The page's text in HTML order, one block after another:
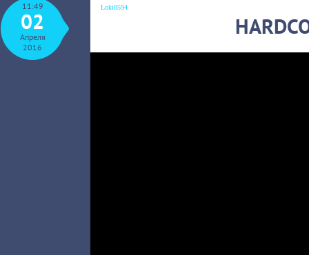
11:49
02
Апреля
2016
Loki0594